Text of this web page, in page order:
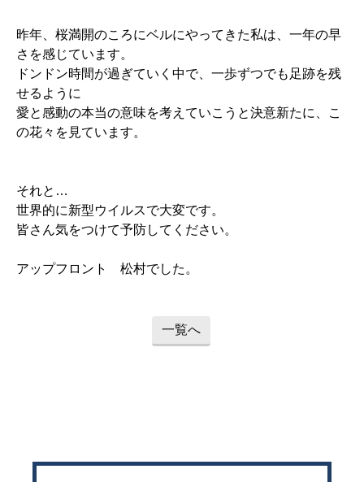
昨年、桜満開のころにベルにやってきた私は、一年の早
さを感じています。
ドンドン時間が過ぎていく中で、一歩ずつでも足跡を残
せるように
愛と感動の本当の意味を考えていこうと決意新たに、こ
の花々を見ています。
それと…
世界的に新型ウイルスで大変です。
皆さん気をつけて予防してください。
アップフロント 松村でした。
一覧へ